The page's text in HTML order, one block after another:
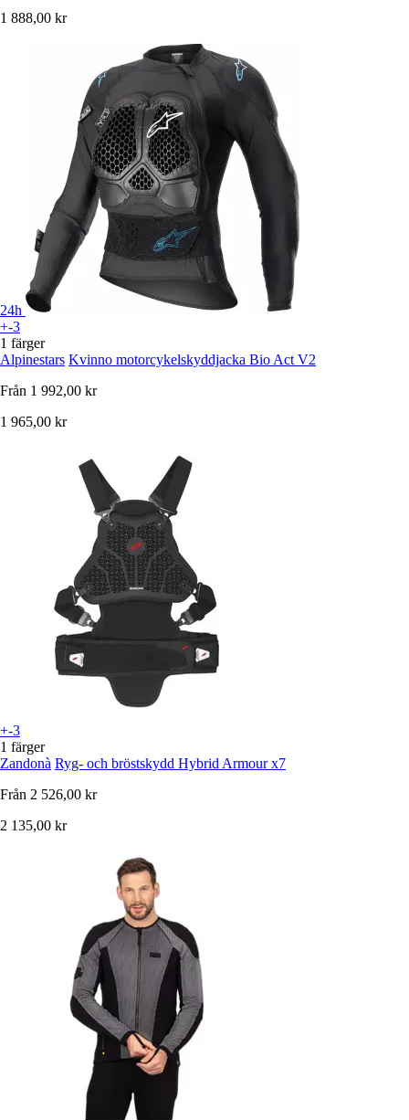
1 888,00 kr
24h
+-3
1 färger
Alpinestars Kvinno motorcykelskyddjacka Bio Act V2
Från 1 992,00 kr
1 965,00 kr
+-3
1 färger
Zandonà Ryg- och bröstskydd Hybrid Armour x7
Från 2 526,00 kr
2 135,00 kr